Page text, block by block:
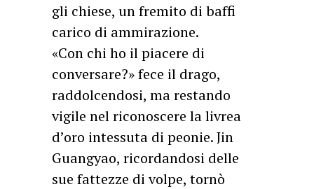
gli chiese, un fremito di baffi
carico di ammirazione.
«Con chi ho il piacere di
conversare?» fece il drago,
raddolcendosi, ma restando
vigile nel riconoscere la livrea
d’oro intessuta di peonie. Jin
Guangyao, ricordandosi delle
sue fattezze di volpe, tornò